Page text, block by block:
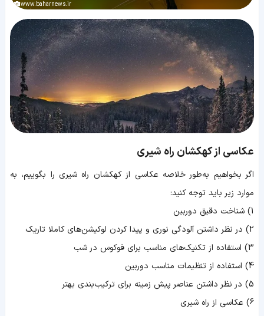
www.baharnews.ir
عکاسی از کهکشان راه شیری
اگر بخواهیم به‌طور خلاصه عکاسی از کهکشان راه شیری را بگوییم، به
موارد زیر باید توجه کنید:
1) شناخت دقیق دوربین
2) در نظر داشتن آلودگی نوری و پیدا کردن لوکیشن‌های کاملا تاریک
3) استفاده از تکنیک‌های مناسب برای فوکوس در شب
4) استفاده از تنظیمات مناسب دوربین
5) در نظر داشتن عناصر پیش زمینه برای ترکیب‌بندی بهتر
6) عکاسی از راه شیری